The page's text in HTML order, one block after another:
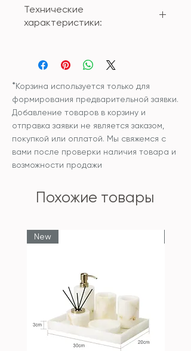
Технические
характеристики:
Размер:
Диспенсер высокий 17,5*7,5см
Диспенсер низкий 16,5*7,5см
Мыльница 2,5*11см
Органайзер для хранения
ватных дисков и палочек -
12,5*8см
Стакан - 12*7,5см
Диффузор - 5,3*7,5см
Поднос малый - 30*16см
Бокс для салфеток большой -
Бокс для салфеток малый -
18*13,5*10см
*Корзина используется только для
формирования предварительной заявки.
Добавление товаров в корзину и
отправка заявки не является заказом,
покупкой или оплатой. Мы свяжемся с
вами после проверки наличия товара и
возможности продажи
Похожие товары
New